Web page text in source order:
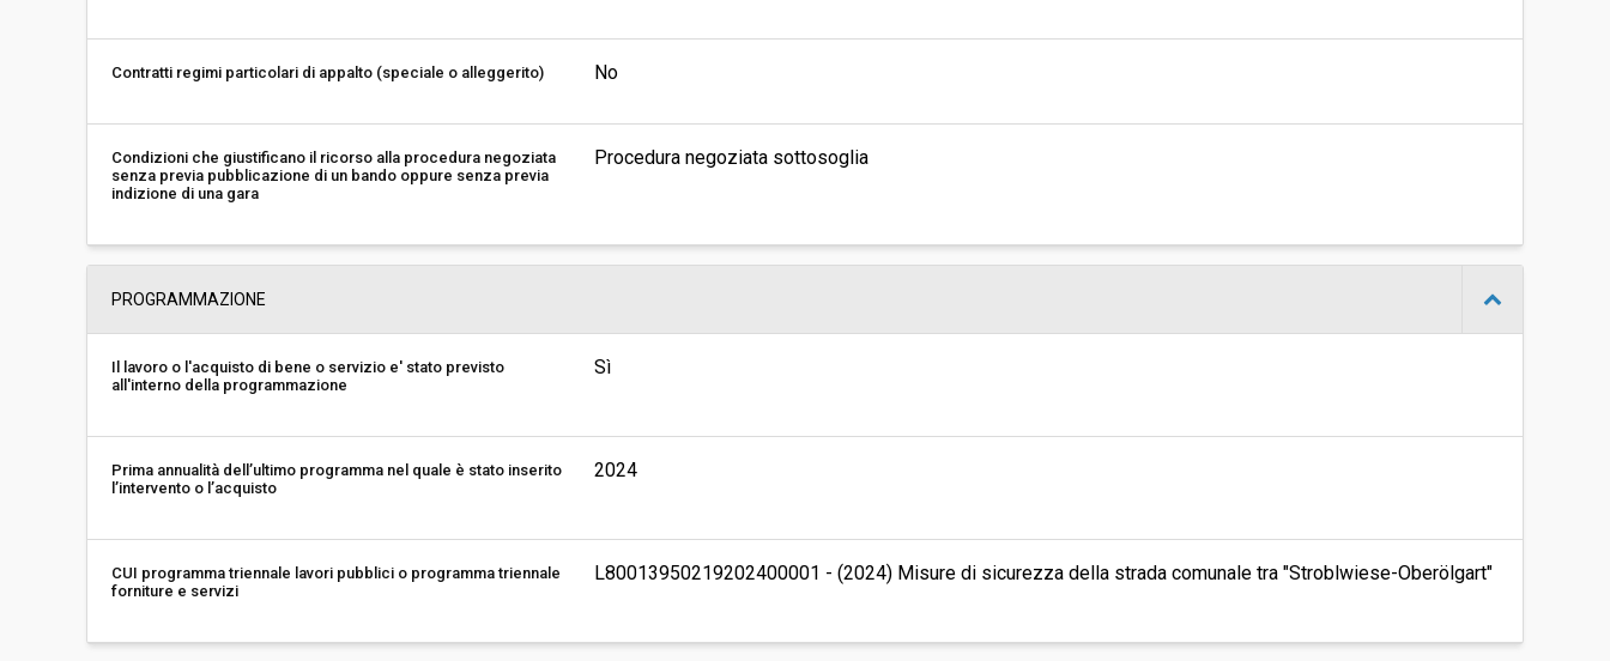
Contratti regimi particolari di appalto (speciale o alleggerito) No
Condizioni che giustificano il ricorso alla procedura negoziata
senza previa pubblicazione di un bando oppure senza previa
indizione di una gara
Procedura negoziata sottosoglia
PROGRAMMAZIONE
Il lavoro o l'acquisto di bene o servizio e' stato previsto
all'interno della programmazione
Sì
Prima annualità dell’ultimo programma nel quale è stato inserito
l’intervento o l’acquisto
2024
CUI programma triennale lavori pubblici o programma triennale
forniture e servizi
L80013950219202400001 - (2024) Misure di sicurezza della strada comunale tra "Stroblwiese-Oberölgart"